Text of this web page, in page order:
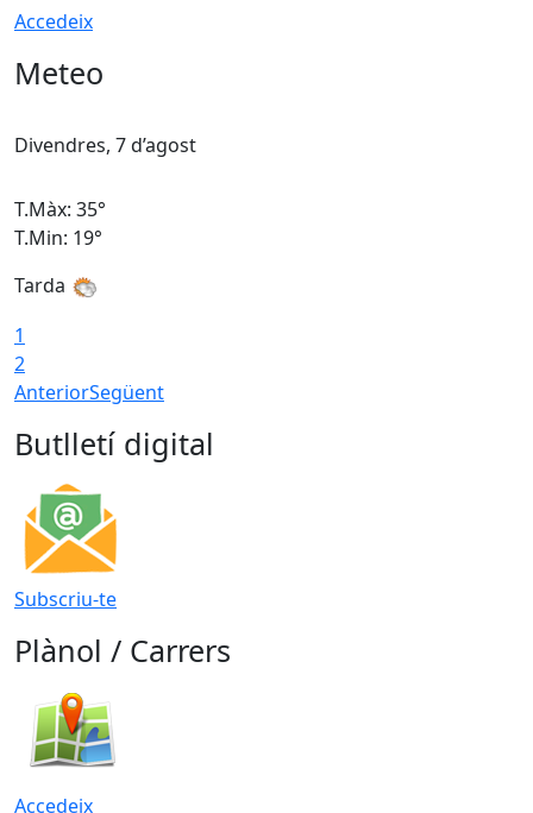
Accedeix
Meteo
Divendres, 7 d’agost
T.Màx: 35°
T.Min: 19°
Tarda
1
2
AnteriorSegüent
Butlletí digital
Subscriu-te
Plànol / Carrers
Accedeix